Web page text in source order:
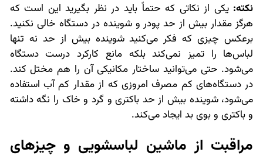
نکته: یکی از نکاتی که حتماً باید در نظر بگیرید این است که
هرگز مقدار بیش از حد پودر و شوینده در دستگاه خالی نکنید.
برعکس چیزی که فکر می‌کنید شوینده بیش از حد نه تنها
لباس‌ها را تمیز نمی‌کند بلکه مانع کارکرد درست دستگاه
می‌شود. حتی می‌توانید ساختار مکانیکی آن را هم مختل کند.
در دستگاه‌های کم مصرف امروزی که از مقدار کم آب استفاده
می‌شود، شوینده بیش از حد باکتری و گرد و خاک را نگه داشته
و باکتری و بوی بد ایجاد می‌کند.
مراقبت از ماشین لباسشویی و چیزهای